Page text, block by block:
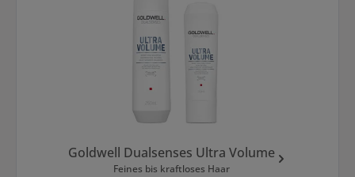
Goldwell Dualsenses Ultra Volume
Feines bis kraftloses Haar